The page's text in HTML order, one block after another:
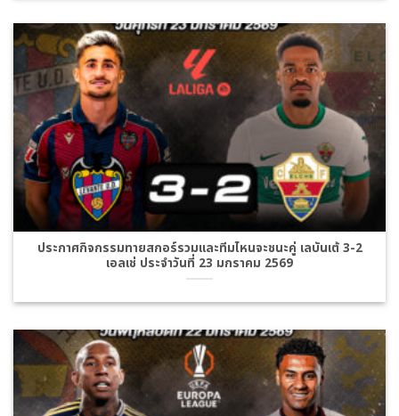
ประกาศกิจกรรมทายสกอร์รวมและทีมไหนจะชนะคู่ เลบันเต้ 3-2
เอลเช่ ประจำวันที่ 23 มกราคม 2569